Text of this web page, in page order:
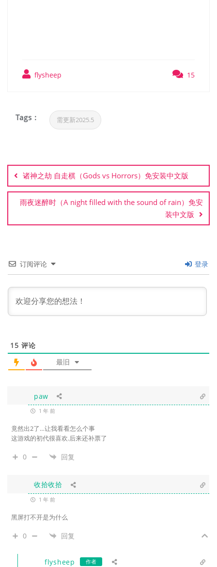
flysheep 15
Tags : 需更新2025.5
章
导
航
诸神之劫 自走棋（Gods vs Horrors）免安装中文版
雨夜迷醉时（A night filled with the sound of rain）免安
装中文版
订阅评论 登录
15 评论
最旧
paw
1 年 前
竟然出2了…让我看看怎么个事
这游戏的初代很喜欢.后来还补票了
0 回复
收拾收拾
1 年 前
黑屏打不开是为什么
0 回复
flysheep 作者